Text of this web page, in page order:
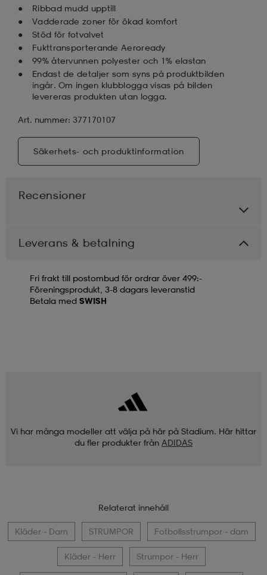
Ribbad mudd upptill
Vadderade zoner för ökad komfort
Stöd för fotvalvet
Fukttransporterande Aeroready
99% återvunnen polyester och 1% elastan
Endast de detaljer som syns på produktbilden
ingår. Om ingen klubblogga visas på bilden
levereras produkten utan logga.
Art. nummer: 377170107
Säkerhets- och produktinformation
Recensioner
Leverans & betalning
Fri frakt till postombud för ordrar över 499:-
Föreningsprodukt, 3-8 dagars leveranstid
Betala med SWISH
Vi har många modeller att välja på här på Stadium. Här hittar
du fler produkter från ADIDAS
Relaterat innehåll
Kläder - Dam STRUMPOR Fotbollsstrumpor - dam
Kläder - Herr Strumpor - Herr